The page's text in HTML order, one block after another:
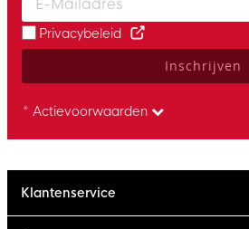
Privacybeleid
Inschrijven
* Actievoorwaarden
Klantenservice